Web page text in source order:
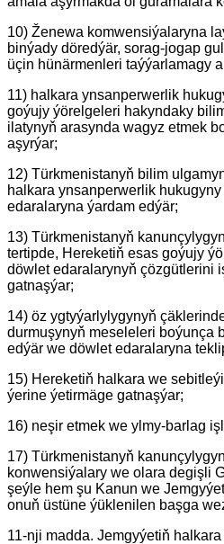
10) Ženewa komwensiýalaryna
binýady döredýär, sorag-jogap
üçin hünärmenleri taýýarlamagy
11) halkara ynsanperwerlik
goýujy ýörelgeleri hakyndaky
ilatynyň arasynda wagyz etmek
aşyrýar;
12) Türkmenistanyň bilim
halkara ynsanperwerlik
edaralaryna ýardam edýär;
13) Türkmenistanyň
tertipde, Hereketiň esas goýujy
döwlet edaralarynyň çözgütlerini
gatnaşýar;
14) öz ygtyýarlylygynyň
durmuşynyň meseleleri boýunça
edýär we döwlet edaralaryna
15) Hereketiň halkara we
ýerine ýetirmäge gatnaşýar;
16) neşir etmek we ylmy-barlag
17) Türkmenistanyň
konwensiýalary we olara degişli
şeýle hem şu Kanun we
onuň üstüne ýüklenilen başga
11-nji madda. Jemgyýetiň